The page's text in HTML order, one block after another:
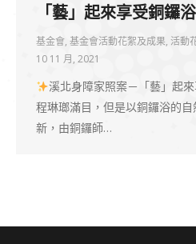
「藝」起來享受銅鑼浴
基金會, 基金會活動花絮及成果, 活動
10 11 月, 2021
溪北身障家照案－「藝」起
程琳瑯滿目，但是以銅鑼浴的
新，由銅鑼師…